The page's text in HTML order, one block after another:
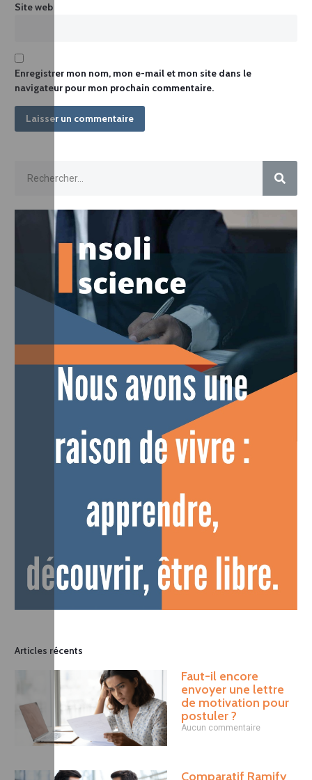
Site web
Enregistrer mon nom, mon e-mail et mon site dans le
navigateur pour mon prochain commentaire.
Articles récents
Faut-il encore
envoyer une lettre
de motivation pour
postuler ?
Aucun commentaire
Comparatif Ramify